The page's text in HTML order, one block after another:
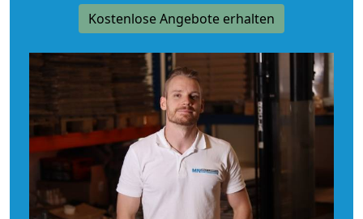
Kostenlose Angebote erhalten